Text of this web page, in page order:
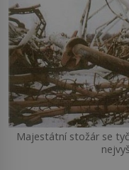
Majestátní stožár se